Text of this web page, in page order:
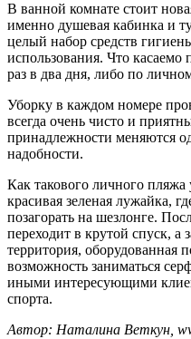
В ванной комнате стоит
именно душевая кабинка и
целый набор средств
использования. Что
раз в два дня, либо по
Уборку в каждом номере
всегда очень чисто и
принадлежности меняются
надобности.
Как такового личного пляжа
красивая зеленая лужайка,
позагорать на шезлонге.
переходит в крутой спуск, а
территория, оборудованная
возможность заниматься
иными интересующими
спорта.
Автор: Наталина Веткун,